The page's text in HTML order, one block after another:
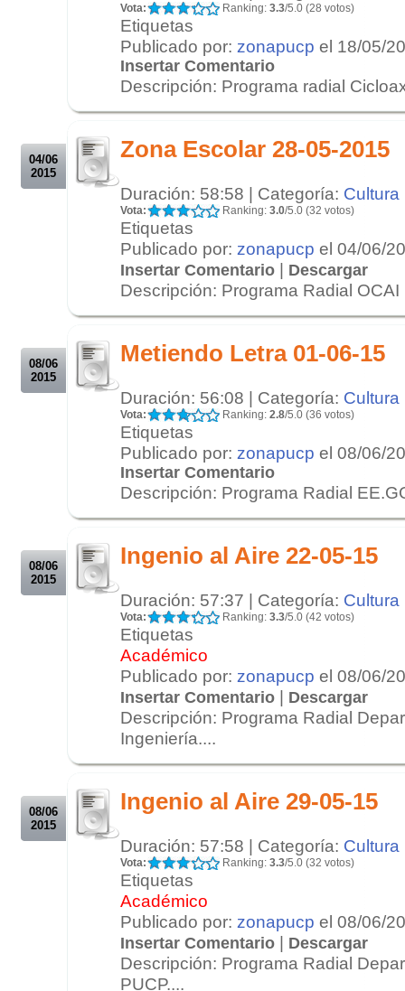
Vota: Ranking: 3.3/5.0 (28 votos)
Etiquetas
Publicado por: zonapucp el 18/05/
Insertar Comentario
Descripción: Programa radial
04/06
2015
Zona Escolar 28-05-2015
Duración: 58:58 | Categoría: Cultura
Vota: Ranking: 3.0/5.0 (32 votos)
Etiquetas
Publicado por: zonapucp el 04/06/
Insertar Comentario | Descargar
Descripción: Programa Radial OCAI
08/06
2015
Metiendo Letra 01-06-15
Duración: 56:08 | Categoría: Cultura
Vota: Ranking: 2.8/5.0 (36 votos)
Etiquetas
Publicado por: zonapucp el 08/06/
Insertar Comentario
Descripción: Programa Radial
08/06
2015
Ingenio al Aire 22-05-15
Duración: 57:37 | Categoría: Cultura
Vota: Ranking: 3.3/5.0 (42 votos)
Etiquetas
Académico
Publicado por: zonapucp el 08/06/
Insertar Comentario | Descargar
Descripción: Programa Radial
Ingeniería....
08/06
2015
Ingenio al Aire 29-05-15
Duración: 57:58 | Categoría: Cultura
Vota: Ranking: 3.3/5.0 (32 votos)
Etiquetas
Académico
Publicado por: zonapucp el 08/06/
Insertar Comentario | Descargar
Descripción: Programa Radial
PUCP....